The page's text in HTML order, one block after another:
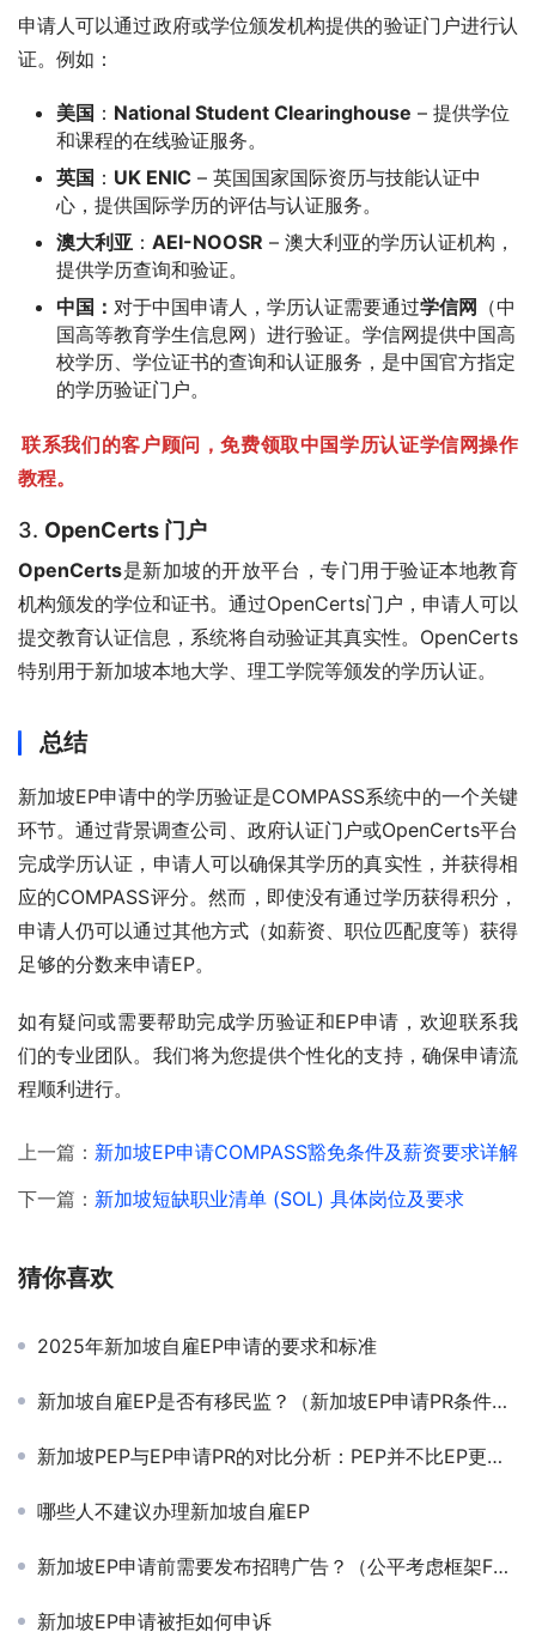
申请人可以通过政府或学位颁发机构提供的验证门户进行认
证。例如：
美国 ： National Student Clearinghouse – 提供学位
和课程的在线验证服务。
英国 ： UK ENIC – 英国国家国际资历与技能认证中
心，提供国际学历的评估与认证服务。
澳大利亚 ： AEI-NOOSR – 澳大利亚的学历认证机构，
提供学历查询和验证。
中国： 对于中国申请人，学历认证需要通过学信网 （中
国高等教育学生信息网）进行验证。学信网提供中国高
校学历、学位证书的查询和认证服务，是中国官方指定
的学历验证门户。
联系我们的客户顾问，免费领取中国学历认证学信网操作
教程。
3. OpenCerts 门户
OpenCerts是新加坡的开放平台，专门用于验证本地教育
机构颁发的学位和证书。通过OpenCerts门户，申请人可以
提交教育认证信息，系统将自动验证其真实性。OpenCerts
特别用于新加坡本地大学、理工学院等颁发的学历认证。
总结
新加坡EP申请中的学历验证是COMPASS系统中的一个关键
环节。通过背景调查公司、政府认证门户或OpenCerts平台
完成学历认证，申请人可以确保其学历的真实性，并获得相
应的COMPASS评分。然而，即使没有通过学历获得积分，
申请人仍可以通过其他方式（如薪资、职位匹配度等）获得
足够的分数来申请EP。
如有疑问或需要帮助完成学历验证和EP申请，欢迎联系我
们的专业团队。我们将为您提供个性化的支持，确保申请流
程顺利进行。
上一篇： 新加坡EP申请COMPASS豁免条件及薪资要求详解
下一篇： 新加坡短缺职业清单 (SOL) 具体岗位及要求
猜你喜欢
2025年新加坡自雇EP申请的要求和标准
新加坡自雇EP是否有移民监？（新加坡EP申请PR条件解读）
新加坡PEP与EP申请PR的对比分析：PEP并不比EP更有优势
哪些人不建议办理新加坡自雇EP
新加坡EP申请前需要发布招聘广告？（公平考虑框架FCF）
新加坡EP申请被拒如何申诉